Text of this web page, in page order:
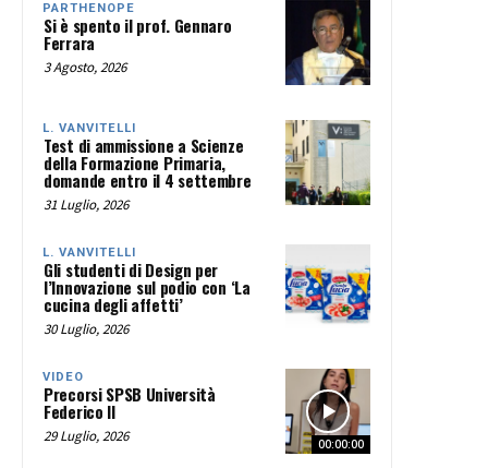
PARTHENOPE
Si è spento il prof. Gennaro
Ferrara
3 Agosto, 2026
L. VANVITELLI
Test di ammissione a Scienze
della Formazione Primaria,
domande entro il 4 settembre
31 Luglio, 2026
L. VANVITELLI
Gli studenti di Design per
l’Innovazione sul podio con ‘La
cucina degli affetti’
30 Luglio, 2026
00:00:00
VIDEO
Precorsi SPSB Università
Federico II
29 Luglio, 2026